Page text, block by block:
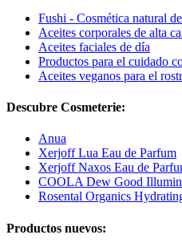
Fushi - Cosmética natural
Aceites corporales de alta
Aceites faciales de día
Productos para el cuidado
Aceites veganos para el
Descubre Cosmeterie:
Anua
Xerjoff Lua Eau de Parfum
Xerjoff Naxos Eau de
COOLA Dew Good
Rosental Organics
Productos nuevos: